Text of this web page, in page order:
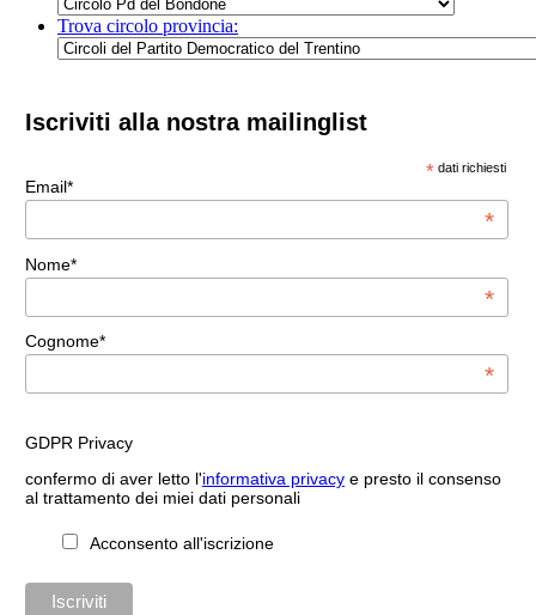
Trova circolo provincia:
Iscriviti alla nostra mailinglist
* dati richiesti
Email*
*
Nome*
*
Cognome*
*
GDPR Privacy
confermo di aver letto l'informativa privacye presto il consenso
al trattamento dei miei dati personali
Acconsento all'iscrizione